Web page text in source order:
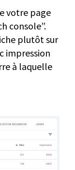
votre page
console”.
plutôt sur
impression
à laquelle